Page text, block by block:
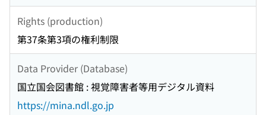
Rights (production)
第37条第3項の権利制限
Data Provider (Database)
国立国会図書館 : 視覚障害者等用デジタル資料
https://mina.ndl.go.jp